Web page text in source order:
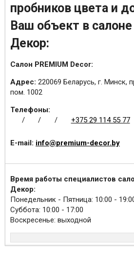
пробников цвета и
Ваш объект в
Декор:
Салон PREMIUM Decor:
Адрес: 220069 Беларусь, г. Минск,
пом. 1002
Телефоны:
/
/ / +375 29 114 55 77
E-mail: info@premium-decor.by
Время работы специалистов
Декор:
Понедельник - Пятница: 10:00 -
Суббота: 10:00 - 17:00
Воскресенье: выходной